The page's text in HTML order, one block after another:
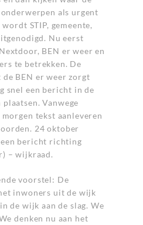
als urgent
STIP, gemeente,
Nu eerst
BEN er weer en
te betrekken. De
BEN er weer zorgt
snel een bericht in de
Vanwege
tekst aanleveren
24 oktober
bericht richting
– wijkraad.
voorstel: De
inwoners uit de wijk
de wijk aan de slag. We
denken nu aan het